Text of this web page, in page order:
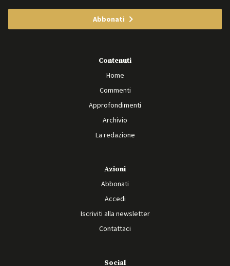
Abbonati
Contenuti
Home
Commenti
Approfondimenti
Archivio
La redazione
Azioni
Abbonati
Accedi
Iscriviti alla newsletter
Contattaci
Social